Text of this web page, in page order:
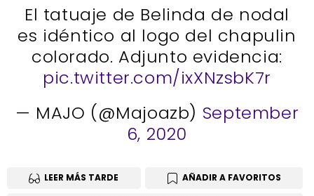
El tatuaje de Belinda de nodal
es idéntico al logo del chapulin
colorado. Adjunto evidencia:
pic.twitter.com/ixXNzsbK7r
— MAJO (@Majoazb) September
6, 2020
LEER MÁS TARDE AÑADIR A FAVORITOS